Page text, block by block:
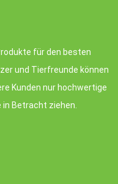
für den besten
und Tierfreunde können
Kunden nur hochwertige
in Betracht ziehen.